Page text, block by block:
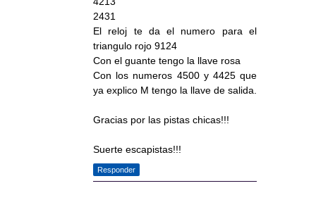
2431
El reloj te da el numero para el
triangulo rojo 9124
Con el guante tengo la llave rosa
Con los numeros 4500 y 4425 que
ya explico M tengo la llave de salida.
Gracias por las pistas chicas!!!
Suerte escapistas!!!
Responder